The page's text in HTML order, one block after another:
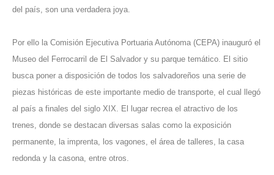
del país, son una verdadera joya.
Por ello la Comisión Ejecutiva Portuaria Autónoma (CEPA) inauguró el
Museo del Ferrocarril de El Salvador y su parque temático. El sitio
busca poner a disposición de todos los salvadoreños una serie de
piezas históricas de este importante medio de transporte, el cual llegó
al país a finales del siglo XIX. El lugar recrea el atractivo de los
trenes, donde se destacan diversas salas como la exposición
permanente, la imprenta, los vagones, el área de talleres, la casa
redonda y la casona, entre otros.